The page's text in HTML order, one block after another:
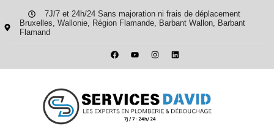
7J/7 et 24h/24 Sans majoration ni frais de déplacement
Bruxelles, Wallonie, Région Flamande, Barbant Wallon, Barbant
Flamand